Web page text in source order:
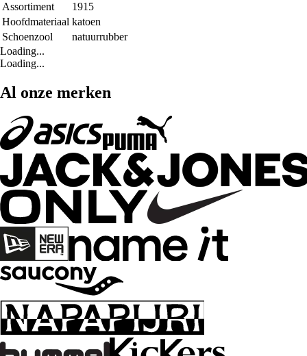
Assortiment
1915
Hoofdmateriaal katoen
Schoenzool
natuurrubber
Loading...
Loading...
Al onze merken